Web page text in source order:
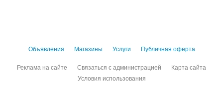
Объявления Магазины Услуги Публичная оферта
Реклама на сайте Связаться с администрацией
Карта сайта
Условия использования